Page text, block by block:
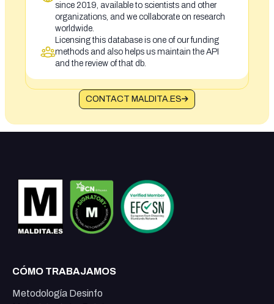
since 2019, available to scientists and other
organizations, and we collaborate on research
worldwide.
Licensing this database is one of our funding
methods and also helps us maintain the API
and the review of that db.
CONTACT MALDITA.ES
CÓMO TRABAJAMOS
Metodología Desinfo